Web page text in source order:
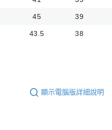
45 39
43.5 38
顯示電腦版詳細說明